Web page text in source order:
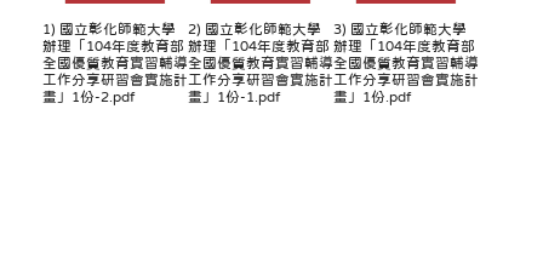
1) 國立彰化師範大學
辦理「104年度教育部
全國優質教育實習輔導
工作分享研習會實施計
畫」1份-2.pdf
2) 國立彰化師範大學
辦理「104年度教育部
全國優質教育實習輔導
工作分享研習會實施計
畫」1份-1.pdf
3) 國立彰化師範大學
辦理「104年度教育部
全國優質教育實習輔導
工作分享研習會實施計
畫」1份.pdf